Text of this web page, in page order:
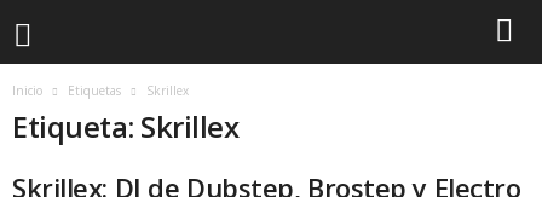
Inicio Etiquetas Skrillex
Etiqueta: Skrillex
Skrillex: DJ de Dubstep, Brostep y Electro